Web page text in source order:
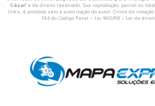
César" é de direito reservado. Sua reprodução, parcial ou
links, é proibida sem a autorização do autor. Crime de
184 do Código Penal – Lei 9610/98 - Lei de